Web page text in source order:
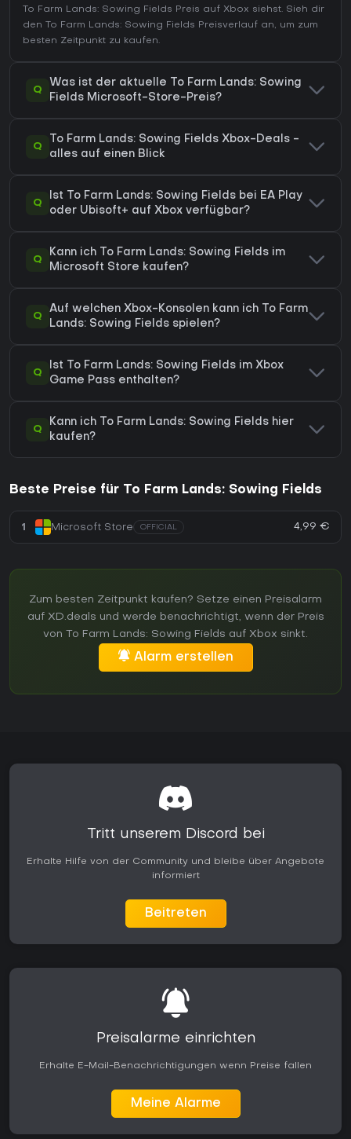
To Farm Lands: Sowing Fields Preis auf Xbox siehst. Sieh dir
den
To Farm Lands: Sowing Fields Preisverlauf an, um zum
besten Zeitpunkt zu kaufen.
Q
Was ist der aktuelle To Farm Lands: Sowing
Fields Microsoft-Store-Preis?
Q
To Farm Lands: Sowing Fields Xbox-Deals -
alles auf einen Blick
Q
Ist To Farm Lands: Sowing Fields bei EA Play
oder Ubisoft+ auf Xbox verfügbar?
Q
Kann ich To Farm Lands: Sowing Fields im
Microsoft Store kaufen?
Q
Auf welchen Xbox-Konsolen kann ich To Farm
Lands: Sowing Fields spielen?
Q
Ist To Farm Lands: Sowing Fields im Xbox
Game Pass enthalten?
Q
Kann ich To Farm Lands: Sowing Fields hier
kaufen?
Beste Preise für To Farm Lands: Sowing Fields
1 Microsoft Store OFFICIAL 4,99 €
Zum besten Zeitpunkt kaufen? Setze einen Preisalarm
auf XD.deals und werde benachrichtigt, wenn der Preis
von To Farm Lands: Sowing Fields auf Xbox sinkt.
Alarm erstellen
Tritt unserem Discord bei
Erhalte Hilfe von der Community und bleibe über Angebote
informiert
Beitreten
Preisalarme einrichten
Erhalte E-Mail-Benachrichtigungen wenn Preise fallen
Meine Alarme